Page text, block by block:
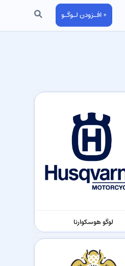
+ افـزودن لـوگـو جستجو
لوگو هوسکوارنا